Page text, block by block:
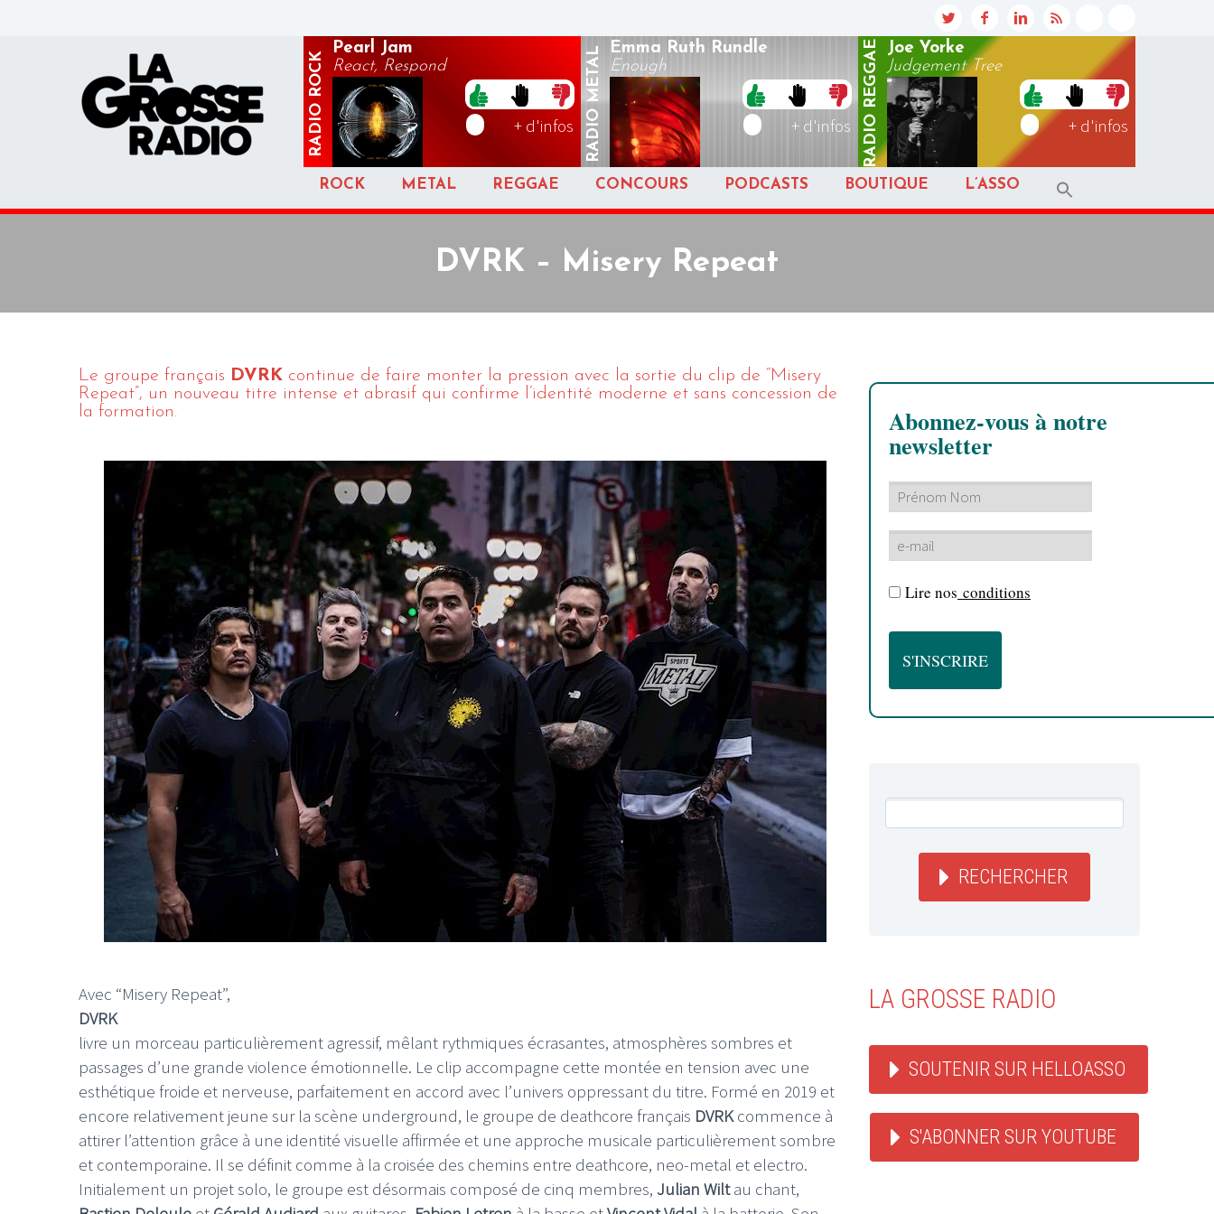
RADIO
ROCK
Pearl Jam
React, Respond
+ d'infos RADIO
METAL Emma Ruth Rundle
Enough
+ d'infos RADIO
REGGAE
Joe Yorke
Judgement Tree
+ d'infos
ROCK METAL REGGAE CONCOURS PODCASTS BOUTIQUE L’ASSO
DVRK – Misery Repeat
Le groupe français DVRK continue de faire monter la pression avec la sortie du clip de “Misery
Repeat”, un nouveau titre intense et abrasif qui confirme l’identité moderne et sans concession de
la formation.
Avec “Misery Repeat”,
DVRK
livre un morceau particulièrement agressif, mêlant rythmiques écrasantes, atmosphères sombres et
passages d’une grande violence émotionnelle. Le clip accompagne cette montée en tension avec une
esthétique froide et nerveuse, parfaitement en accord avec l’univers oppressant du titre. Formé en 2019 et
encore relativement jeune sur la scène underground, le groupe de deathcore français DVRKcommence à
attirer l’attention grâce à une identité visuelle affirmée et une approche musicale particulièrement sombre
et contemporaine. Il se définit comme à la croisée des chemins entre deathcore, neo-metal et electro.
Initialement un projet solo, le groupe est désormais composé de cinq membres, Julian Wiltau chant,
Abonnez-vous à notre
newsletter
Lire nos conditions
RECHERCHER
LA GROSSE RADIO
SOUTENIR SUR HELLOASSO
S'ABONNER SUR YOUTUBE